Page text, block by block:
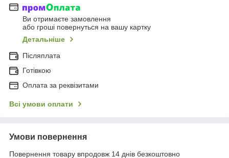
Ви отримаєте замовлення
або гроші повернуться на вашу картку
Детальніше
Післяплата
Готівкою
Оплата за реквізитами
Всі умови оплати
Умови повернення
Повернення товару впродовж 14 днів безкоштовно